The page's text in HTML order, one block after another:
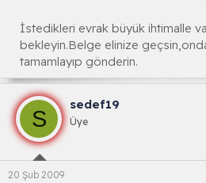
İstedikleri evrak büyük ihtimalle
bekleyin.Belge elinize
tamamlayıp gönderin.
S
sedef19
Üye
20 Şub 2009